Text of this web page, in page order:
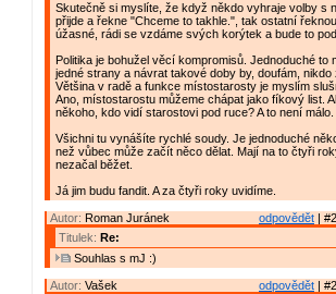
Skutečně si myslíte, že když někdo vyhraje volby s
přijde a řekne "Chceme to takhle.", tak ostatní
úžasné, rádi se vzdáme svých korýtek a bude to
Politika je bohužel věcí kompromisů. Jednoduché to
jedné strany a návrat takové doby by, doufám, nikdo
Většina v radě a funkce místostarosty je myslím
Ano, místostarostu můžeme chápat jako fíkový list.
někoho, kdo vidí starostovi pod ruce? A to není málo.
Všichni tu vynášíte rychlé soudy. Je jednoduché
než vůbec může začít něco dělat. Mají na to čtyři
nezačal běžet.
Já jim budu fandit. A za čtyři roky uvidíme.
odpovědět |
Autor: Roman Juránek
Titulek: Re:
Souhlas s mJ :)
odpovědět |
Autor: Vašek